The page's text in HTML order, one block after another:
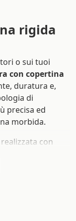
rigida
o sui tuoi
con copertina
duratura e,
di
precisa ed
morbida.
con
pubblicazioni di